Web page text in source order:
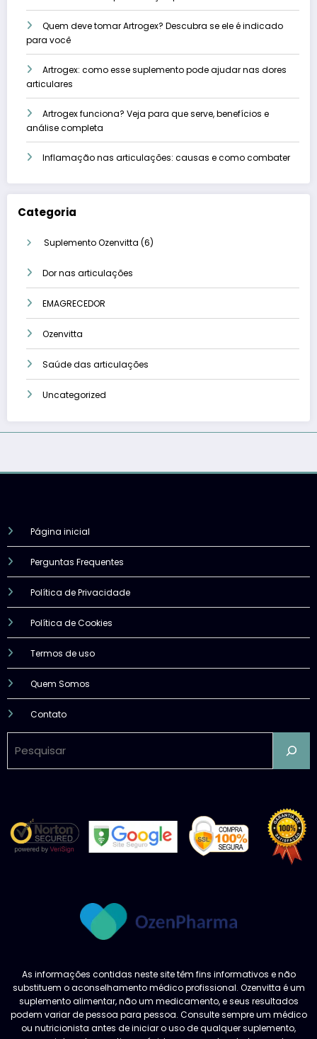
Quem deve tomar Artrogex? Descubra se ele é indicado
para você
Artrogex: como esse suplemento pode ajudar nas dores
articulares
Artrogex funciona? Veja para que serve, benefícios e
análise completa
Inflamação nas articulações: causas e como combater
Categoria
Suplemento Ozenvitta 66
Dor nas articulações
EMAGRECEDOR
Ozenvitta
Saúde das articulações
Uncategorized
Página inicial
Perguntas Frequentes
Política de Privacidade
Política de Cookies
Termos de uso
Quem Somos
Contato
As informações contidas neste site têm fins informativos e não
substituem o aconselhamento médico profissional. Ozenvitta é um
suplemento alimentar, não um medicamento, e seus resultados
podem variar de pessoa para pessoa. Consulte sempre um médico
ou nutricionista antes de iniciar o uso de qualquer suplemento,